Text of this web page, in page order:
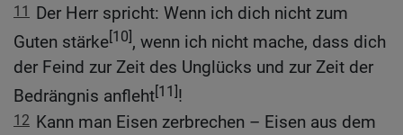
11 Der Herr spricht: Wenn ich dich nicht zum
Guten stärke[10], wenn ich nicht mache, dass dich
der Feind zur Zeit des Unglücks und zur Zeit der
Bedrängnis anfleht[11]!
12 Kann man Eisen zerbrechen – Eisen aus dem